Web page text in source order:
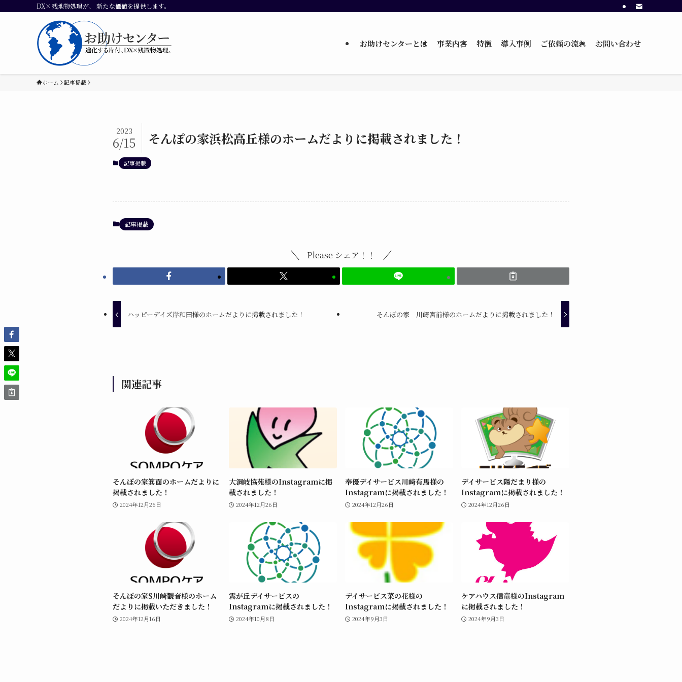
DX×残地物処理が、 新たな価値を提供します。
お助けセンターとは 事業内容 特徴 導入事例 ご依頼の流れ お問い合わせ
ホーム 記事掲載
そんぽの家浜松高丘様のホームだよりに掲載されました！
2023
6/15
記事掲載
記事掲載
Please シェア！！
ハッピーデイズ岸和田様のホームだよりに掲載されました！ そんぽの家 川崎宮前様のホームだよりに掲載されました！
関連記事
そんぽの家箕面のホームだよりに
掲載されました！
2024年12月26日
大洞岐協苑様のInstagramに掲
載されました！
2024年12月26日
奉優デイサービス川崎有馬様の
Instagramに掲載されました！
2024年12月26日
デイサービス陽だまり様の
Instagramに掲載されました！
2024年12月26日
そんぽの家S川崎観音様のホーム
だよりに掲載いただきました！
2024年12月16日
霧が丘デイサービスの
Instagramに掲載されました！
2024年10月8日
デイサービス菜の花様の
Instagramに掲載されました！
2024年9月3日
ケアハウス信竜様のInstagram
に掲載されました！
2024年9月3日